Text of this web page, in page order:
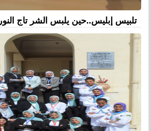
تلبيس إبليس..حين يلبس الشر تاج النور